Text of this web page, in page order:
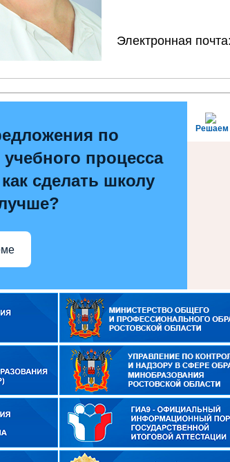
Электронная почта:
Решаем
по
процесса
сделать школу